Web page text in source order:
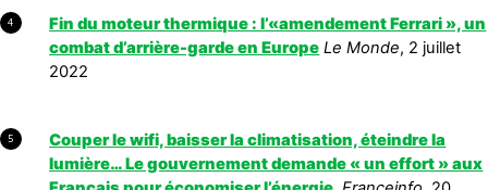
4
Fin du moteur thermique : l’«amendement Ferrari », un
combat d’arrière-garde en Europe Le Monde, 2 juillet
2022
5
Couper le wifi, baisser la climatisation, éteindre la
lumière… Le gouvernement demande « un effort » aux